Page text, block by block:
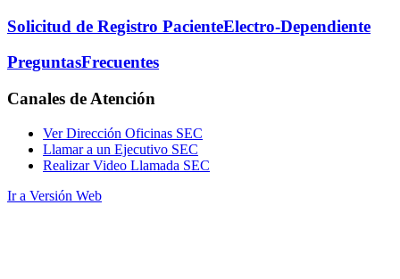
Solicitud de Registro PacienteElectro-Dependiente
PreguntasFrecuentes
Canales de Atención
Ver Dirección Oficinas SEC
Llamar a un Ejecutivo SEC
Realizar Video Llamada SEC
Ir a Versión Web